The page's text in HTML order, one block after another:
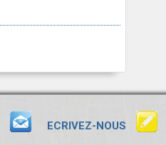
ECRIVEZ-NOUS